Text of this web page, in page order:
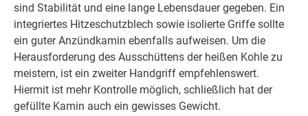
sind Stabilität und eine lange Lebensdauer gegeben. Ein
integriertes Hitzeschutzblech sowie isolierte Griffe sollte
ein guter Anzündkamin ebenfalls aufweisen. Um die
Herausforderung des Ausschüttens der heißen Kohle zu
meistern, ist ein zweiter Handgriff empfehlenswert.
Hiermit ist mehr Kontrolle möglich, schließlich hat der
gefüllte Kamin auch ein gewisses Gewicht.